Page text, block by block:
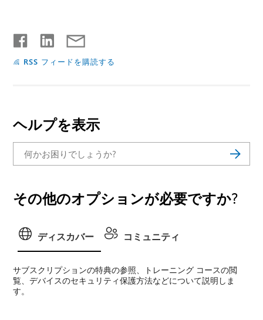
RSS フィードを購読する
ヘルプを表示
その他のオプションが必要ですか?
ディスカバー コミュニティ
サブスクリプションの特典の参照、トレーニング コースの閲
覧、デバイスのセキュリティ保護方法などについて説明しま
す。